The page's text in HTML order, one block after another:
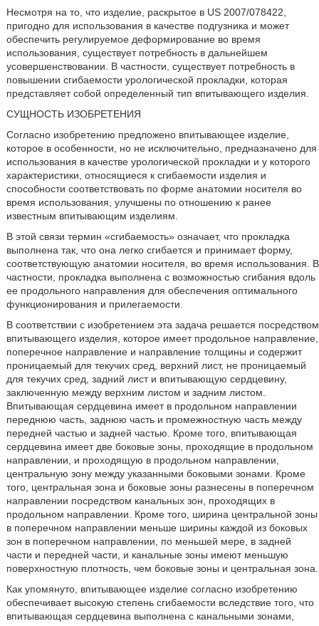
Несмотря на то, что изделие, раскрытое в US 2007/078422,
пригодно для использования в качестве подгузника и может
обеспечить регулируемое деформирование во время
использования, существует потребность в дальнейшем
усовершенствовании. В частности, существует потребность в
повышении сгибаемости урологической прокладки, которая
представляет собой определенный тип впитывающего изделия.
СУЩНОСТЬ ИЗОБРЕТЕНИЯ
Согласно изобретению предложено впитывающее изделие,
которое в особенности, но не исключительно, предназначено для
использования в качестве урологической прокладки и у которого
характеристики, относящиеся к сгибаемости изделия и
способности соответствовать по форме анатомии носителя во
время использования, улучшены по отношению к ранее
известным впитывающим изделиям.
В этой связи термин «сгибаемость» означает, что прокладка
выполнена так, что она легко сгибается и принимает форму,
соответствующую анатомии носителя, во время использования. В
частности, прокладка выполнена с возможностью сгибания вдоль
ее продольного направления для обеспечения оптимального
функционирования и прилегаемости.
В соответствии с изобретением эта задача решается посредством
впитывающего изделия, которое имеет продольное направление,
поперечное направление и направление толщины и содержит
проницаемый для текучих сред, верхний лист, не проницаемый
для текучих сред, задний лист и впитывающую сердцевину,
заключенную между верхним листом и задним листом.
Впитывающая сердцевина имеет в продольном направлении
переднюю часть, заднюю часть и промежностную часть между
передней частью и задней частью. Кроме того, впитывающая
сердцевина имеет две боковые зоны, проходящие в продольном
направлении, и проходящую в продольном направлении,
центральную зону между указанными боковыми зонами. Кроме
того, центральная зона и боковые зоны разнесены в поперечном
направлении посредством канальных зон, проходящих в
продольном направлении. Кроме того, ширина центральной зоны
в поперечном направлении меньше ширины каждой из боковых
зон в поперечном направлении, по меньшей мере, в задней
части и передней части, и канальные зоны имеют меньшую
поверхностную плотность, чем боковые зоны и центральная зона.
Как упомянуто, впитывающее изделие согласно изобретению
обеспечивает высокую степень сгибаемости вследствие того, что
впитывающая сердцевина выполнена с канальными зонами,